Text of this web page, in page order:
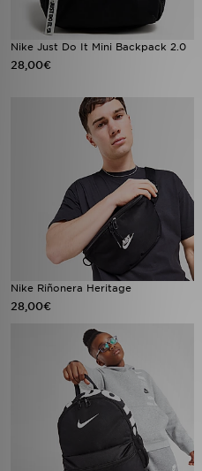
Nike Just Do It Mini Backpack 2.0
28,00€
Nike Riñonera Heritage
28,00€